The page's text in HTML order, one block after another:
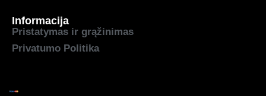
Informacija
Pristatymas ir grąžinimas
Privatumo Politika